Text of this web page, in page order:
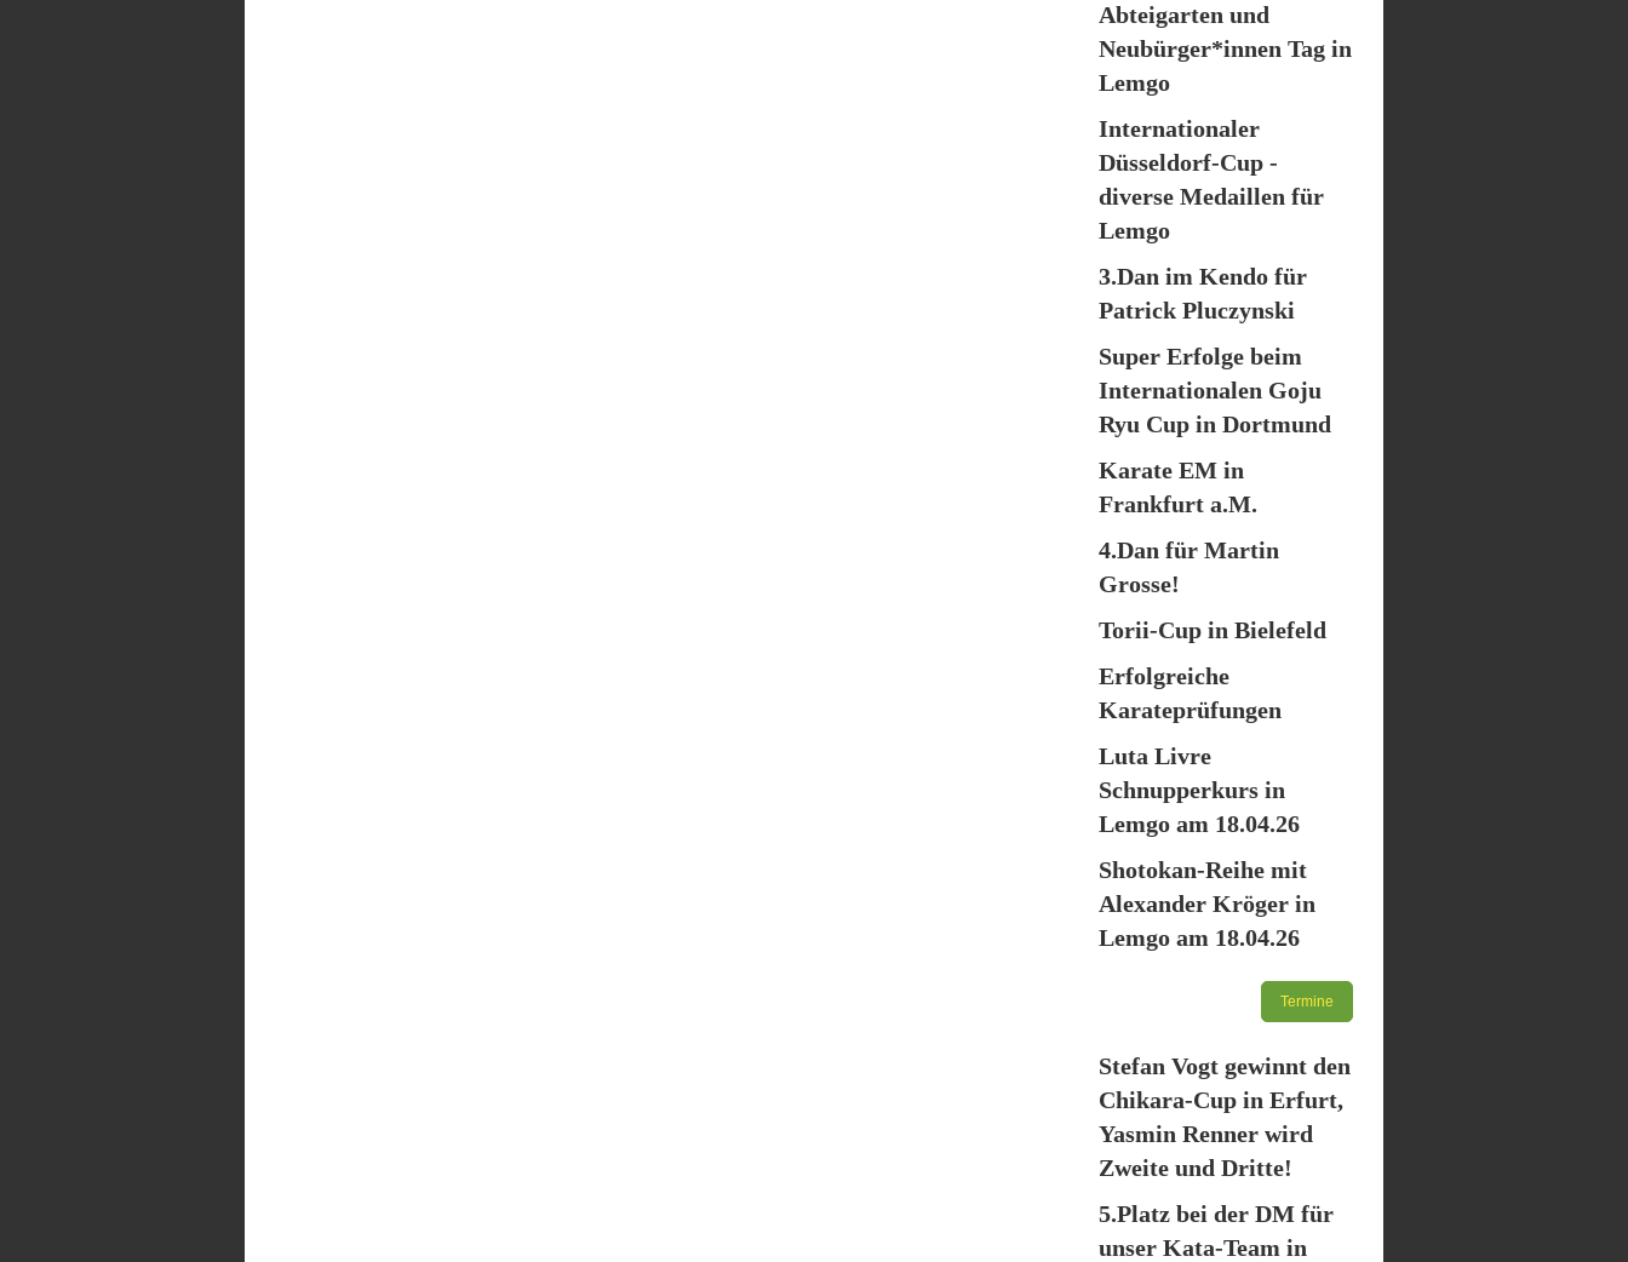
Abteigarten und
Neubürger*innen Tag in
Lemgo
Internationaler
Düsseldorf-Cup -
diverse Medaillen für
Lemgo
3.Dan im Kendo für
Patrick Pluczynski
Super Erfolge beim
Internationalen Goju
Ryu Cup in Dortmund
Karate EM in
Frankfurt a.M.
4.Dan für Martin
Grosse!
Torii-Cup in Bielefeld
Erfolgreiche
Karateprüfungen
Luta Livre
Schnupperkurs in
Lemgo am 18.04.26
Shotokan-Reihe mit
Alexander Kröger in
Lemgo am 18.04.26
Termine
Stefan Vogt gewinnt den
Chikara-Cup in Erfurt,
Yasmin Renner wird
Zweite und Dritte!
5.Platz bei der DM für
unser Kata-Team in